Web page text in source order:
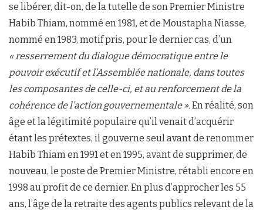
se libérer, dit-on, de la tutelle de son Premier Ministre
Habib Thiam, nommé en 1981, et de Moustapha Niasse,
nommé en 1983, motif pris, pour le dernier cas, d’un
« resserrement du dialogue démocratique entre le
pouvoirexécutifet l’Assembléenationale, dans toutes
les composantes de celle-ci, et au renforcement de la
cohérence de l’action gouvernementale ».En réalité, son
âge et la légitimité populaire qu’il venait d’acquérir
étant les prétextes, il gouverne seul avant de renommer
Habib Thiam en 1991 et en 1995, avant de supprimer, de
nouveau, le poste de Premier Ministre, rétabli encore en
1998 au profit de ce dernier. En plus d’approcher les 55
ans, l’âge de la retraite des agents publics relevant de la